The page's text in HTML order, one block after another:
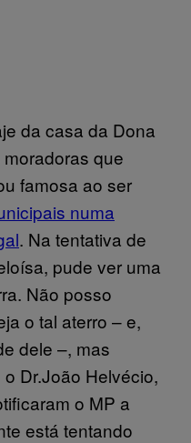
da casa da Dona
que
famosa ao ser
numa
. Na tentativa de
pude ver uma
Não posso
o tal aterro – e,
dele –, mas
Dr.João Helvécio,
o MP a
está tentando